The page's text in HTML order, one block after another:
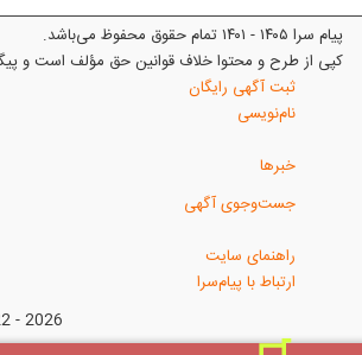
پیام سرا ۱۴۰۵ - ۱۴۰۱ تمام حقوق محفوظ می‌باشد.
کپی از طرح و محتوا خلاف قوانین حق مؤلف است و
ثبت آگهی رایگان
نام‌نویسی
خبرها
جست‌وجوی آگهی
راهنمای سایت
ارتباط با پیام‌سرا
- 2026